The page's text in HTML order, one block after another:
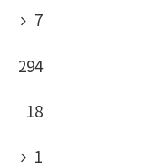
7
294
18
1